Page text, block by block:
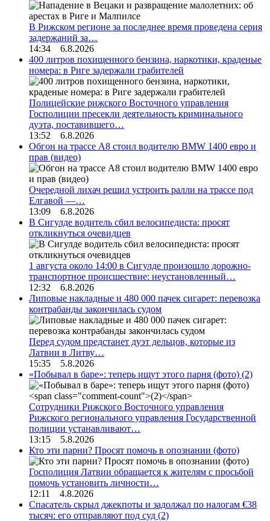
В Рижском регионе за последнее время проведена серия
задержаний за…
14:34 6.8.2026
400 литров похищенного бензина, наркотики, краденые
номера: в Риге задержали грабителей
Полицейские рижского Восточного управления
Госполиции пресекли деятельность криминального
дуэта, поставившего…
13:52 6.8.2026
Обгон на трассе А8 стоил водителю BMW 1400 евро и
прав (видео)
Очередной лихач решил устроить ралли на трассе под
Елгавой —…
13:09 6.8.2026
В Сигулде водитель сбил велосипедиста: просят
откликнуться очевидцев
1 августа около 14:00 в Сигулде произошло дорожно-
транспортное происшествие: неустановленный…
12:32 6.8.2026
Липовые накладные и 480 000 пачек сигарет: перевозка
контрабанды закончилась судом
Перед судом предстанет дуэт дельцов, которые из
Латвии в Литву…
15:35 5.8.2026
«Побывал в баре»: теперь ищут этого парня (фото) (2)
Сотрудники Рижского Восточного управления
Рижского регионального управления Государственной
полиции устанавливают…
13:15 5.8.2026
Кто эти парни? Просят помочь в опознании (фото)
Госполиция Латвии обращается к жителям с просьбой
помочь установить личности…
12:11 4.8.2026
Спасатель скрыл джекпоты и задолжал по налогам €38
тысяч: его отправляют под суд (2)